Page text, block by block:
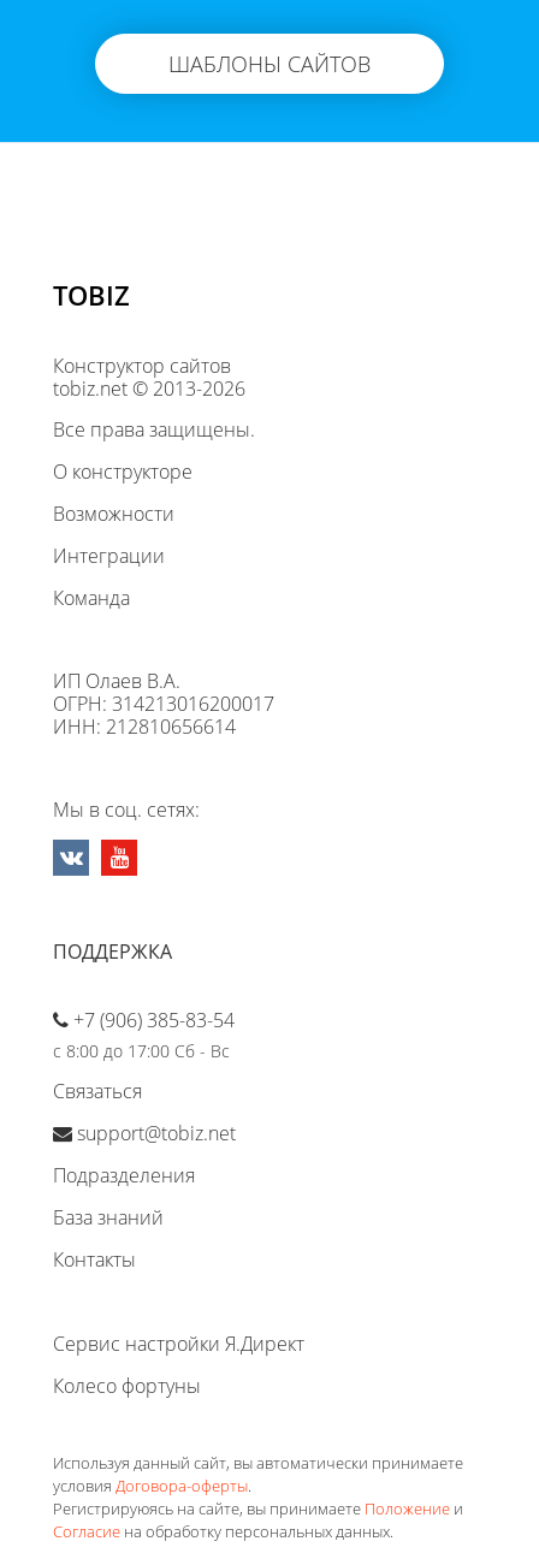
ШАБЛОНЫ САЙТОВ
TOBIZ
Конструктор сайтов
tobiz.net © 2013-2026
Все права защищены.
О конструкторе
Возможности
Интеграции
Команда
ИП Олаев В.А.
ОГРН: 314213016200017
ИНН: 212810656614
Мы в соц. сетях:
ПОДДЕРЖКА
+7 (906) 385-83-54
с 8:00 до 17:00 Сб - Вс
Связаться
support@tobiz.net
Подразделения
База знаний
Контакты
Сервис настройки Я.Директ
Колесо фортуны
Используя данный сайт, вы автоматически принимаете
условия Договора-оферты.
Регистрируюясь на сайте, вы принимаете Положение и
Согласие на обработку персональных данных.